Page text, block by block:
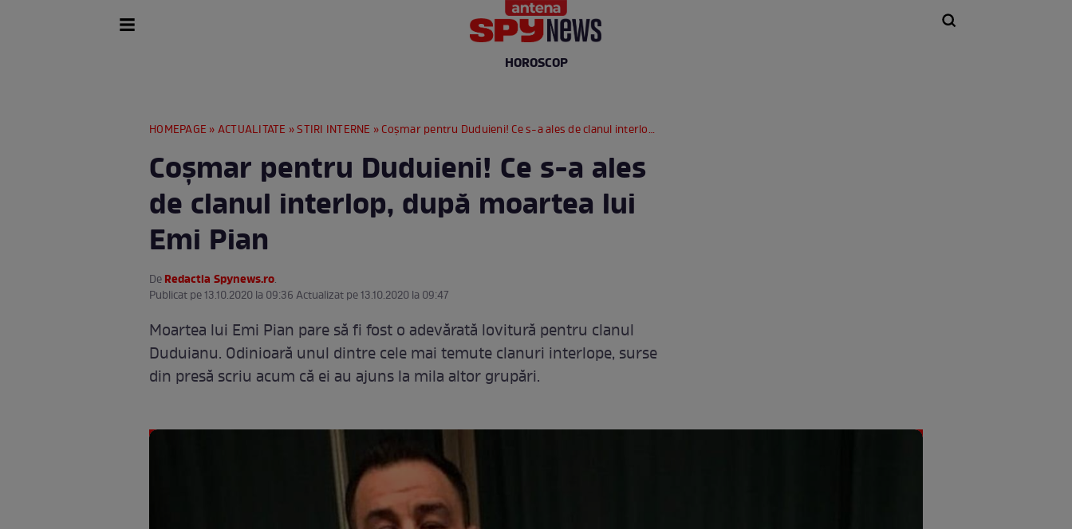
HOROSCOP
HOMEPAGE »ACTUALITATE »STIRI INTERNE » Coșmar pentru Duduieni! Ce s-a ales de clanul interlop, după moartea lui Emi Pian
Coșmar pentru Duduieni! Ce s-a ales
de clanul interlop, după moartea lui
Emi Pian
DeRedactia Spynews.ro.
Publicat pe 13.10.2020 la 09:36 Actualizat pe 13.10.2020 la 09:47
Moartea lui Emi Pian pare să fi fost o adevărată lovitură pentru clanul
Duduianu. Odinioară unul dintre cele mai temute clanuri interlope, surse
din presă scriu acum că ei au ajuns la mila altor grupări.